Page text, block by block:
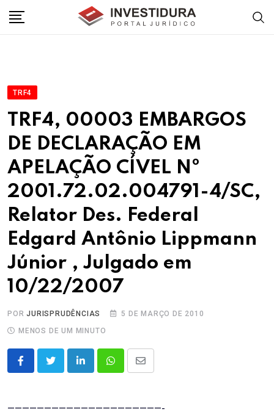
TRF4
TRF4, 00003 EMBARGOS
DE DECLARAÇÃO EM
APELAÇÃO CÍVEL Nº
2001.72.02.004791-4/SC,
Relator Des. Federal
Edgard Antônio Lippmann
Júnior , Julgado em
10/22/2007
PORJURISPRUDÊNCIAS
5 DE MARÇO DE 2010
MENOS DE UM MINUTO
LinkedInWhatsappShare
—————————————————————-